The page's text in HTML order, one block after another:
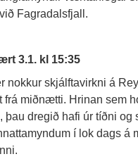
Fagradalsfjall.
3.1. kl 15:35
nokkur skjálftavirkni á
frá miðnætti. Hrinan sem
þau dregið hafi úr tíðni
í lok dags á